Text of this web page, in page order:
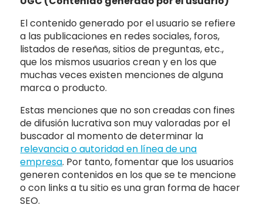
El contenido generado por el usuario se refiere
a las publicaciones en redes sociales, foros,
listados de reseñas, sitios de preguntas, etc.,
que los mismos usuarios crean y en los que
muchas veces existen menciones de alguna
marca o producto.
Estas menciones que no son creadas con fines
de difusión lucrativa son muy valoradas por el
buscador al momento de determinar la
relevancia o autoridad en línea de una
empresa. Por tanto, fomentar que los usuarios
generen contenidos en los que se te mencione
o con links a tu sitio es una gran forma de hacer
SEO.